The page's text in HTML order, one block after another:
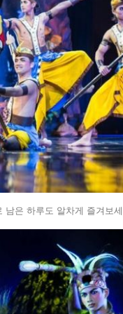
은 하루도 알차게 즐겨보